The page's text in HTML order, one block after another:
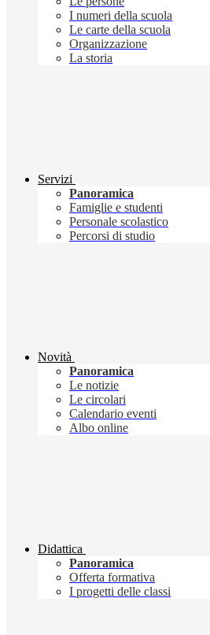
I numeri della scuola
Le carte della scuola
Organizzazione
La storia
Servizi
Panoramica
Famiglie e studenti
Personale scolastico
Percorsi di studio
Novità
Panoramica
Le notizie
Le circolari
Calendario eventi
Albo online
Didattica
Panoramica
Offerta formativa
I progetti delle classi